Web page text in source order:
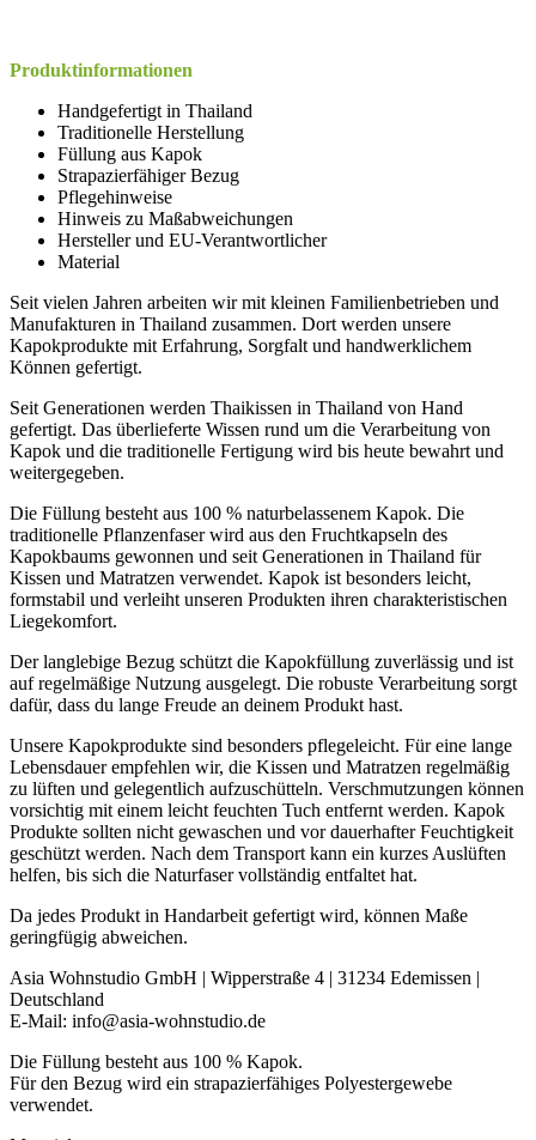
Produktinformationen
Handgefertigt in Thailand
Traditionelle Herstellung
Füllung aus Kapok
Strapazierfähiger Bezug
Pflegehinweise
Hinweis zu Maßabweichungen
Hersteller und EU-Verantwortlicher
Material
Seit vielen Jahren arbeiten wir mit kleinen Familienbetrieben und
Manufakturen in Thailand zusammen. Dort werden unsere
Kapokprodukte mit Erfahrung, Sorgfalt und handwerklichem
Können gefertigt.
Seit Generationen werden Thaikissen in Thailand von Hand
gefertigt. Das überlieferte Wissen rund um die Verarbeitung von
Kapok und die traditionelle Fertigung wird bis heute bewahrt und
weitergegeben.
Die Füllung besteht aus 100 % naturbelassenem Kapok. Die
traditionelle Pflanzenfaser wird aus den Fruchtkapseln des
Kapokbaums gewonnen und seit Generationen in Thailand für
Kissen und Matratzen verwendet. Kapok ist besonders leicht,
formstabil und verleiht unseren Produkten ihren charakteristischen
Liegekomfort.
Der langlebige Bezug schützt die Kapokfüllung zuverlässig und ist
auf regelmäßige Nutzung ausgelegt. Die robuste Verarbeitung sorgt
dafür, dass du lange Freude an deinem Produkt hast.
Unsere Kapokprodukte sind besonders pflegeleicht. Für eine lange
Lebensdauer empfehlen wir, die Kissen und Matratzen regelmäßig
zu lüften und gelegentlich aufzuschütteln. Verschmutzungen können
vorsichtig mit einem leicht feuchten Tuch entfernt werden. Kapok
Produkte sollten nicht gewaschen und vor dauerhafter Feuchtigkeit
geschützt werden. Nach dem Transport kann ein kurzes Auslüften
helfen, bis sich die Naturfaser vollständig entfaltet hat.
Da jedes Produkt in Handarbeit gefertigt wird, können Maße
geringfügig abweichen.
Asia Wohnstudio GmbH | Wipperstraße 4 | 31234 Edemissen |
Deutschland
E-Mail: info@asia-wohnstudio.de
Die Füllung besteht aus 100 % Kapok.
Für den Bezug wird ein strapazierfähiges Polyestergewebe
verwendet.